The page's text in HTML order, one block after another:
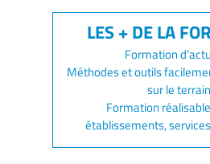
Formation
Méthodes et outils
sur le
Formation
établissements,